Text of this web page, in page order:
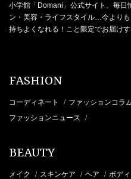
小学館「Domani」公式サイト。毎日
ン・美容・ライフスタイル…今より
持ちよくなれる！こと限定でお届けす
FASHION
コーディネート / ファッションコラ
ファッションニュース /
BEAUTY
メイク / スキンケア / ヘア / ボディ